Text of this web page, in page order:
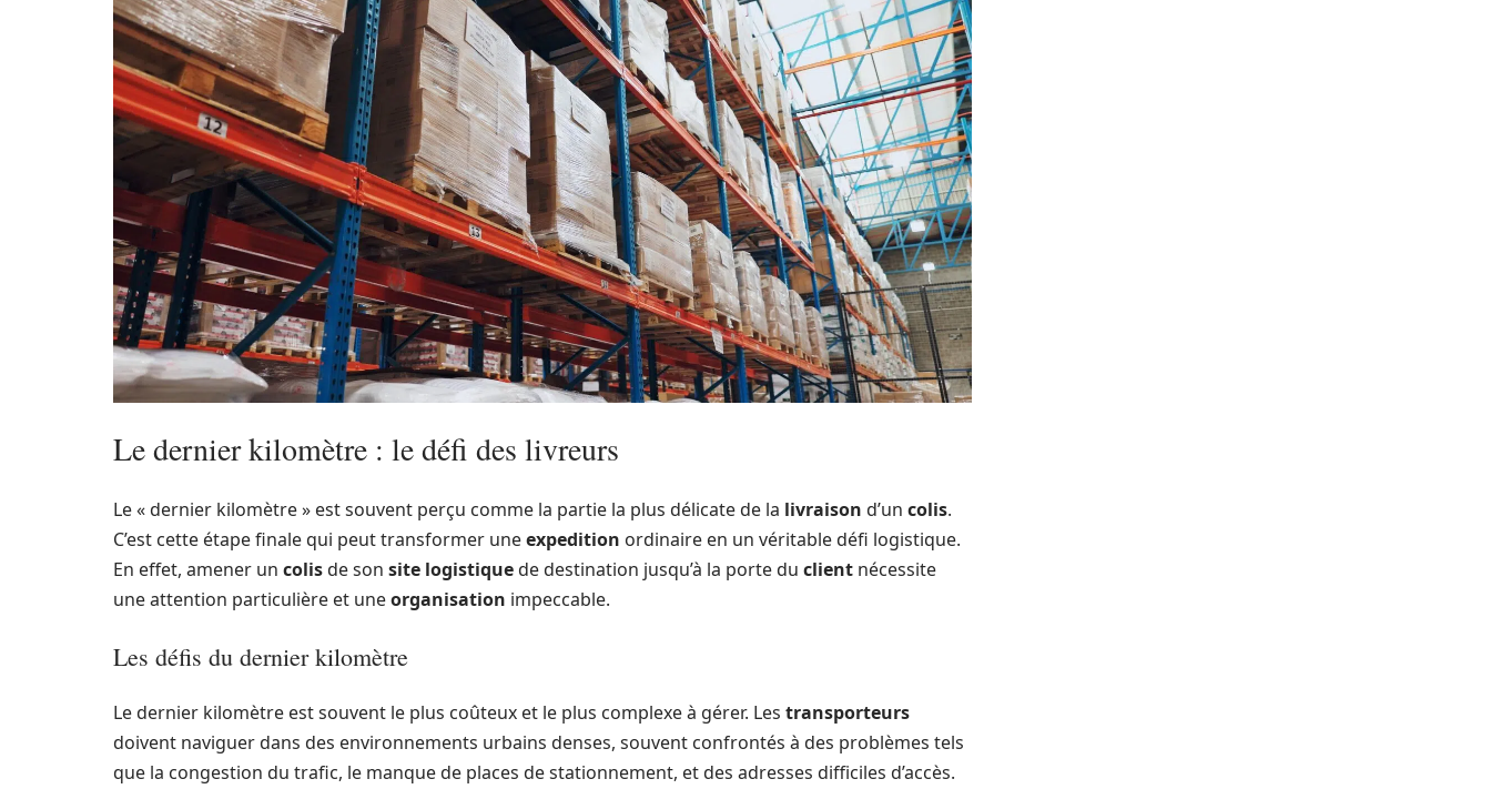
Le dernier kilomètre : le défi des livreurs
Le « dernier kilomètre » est souvent perçu comme la partie la plus délicate de la livraison d’un colis.
C’est cette étape finale qui peut transformer uneexpedition ordinaire en un véritable défi logistique.
En effet, amener un colisde son site logistiquede destination jusqu’à la porte du client nécessite
une attention particulière et uneorganisation impeccable.
Les défis du dernier kilomètre
Le dernier kilomètre est souvent le plus coûteux et le plus complexe à gérer. Les transporteurs
doivent naviguer dans des environnements urbains denses, souvent confrontés à des problèmes tels
que la congestion du trafic, le manque de places de stationnement, et des adresses difficiles d’accès.